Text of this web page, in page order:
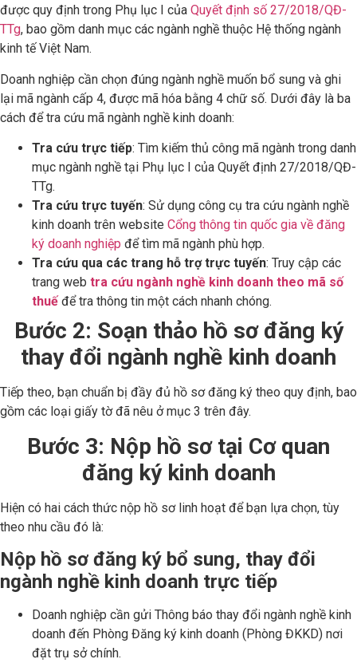
được quy định trong Phụ lục I của Quyết định số 27/2018/QĐ-
TTg, bao gồm danh mục các ngành nghề thuộc Hệ thống ngành
kinh tế Việt Nam.
Doanh nghiệp cần chọn đúng ngành nghề muốn bổ sung và ghi
lại mã ngành cấp 4, được mã hóa bằng 4 chữ số. Dưới đây là ba
cách để tra cứu mã ngành nghề kinh doanh:
Tra cứu trực tiếp: Tìm kiếm thủ công mã ngành trong danh
mục ngành nghề tại Phụ lục I của Quyết định 27/2018/QĐ-
TTg.
Tra cứu trực tuyến: Sử dụng công cụ tra cứu ngành nghề
kinh doanh trên website Cổng thông tin quốc gia về đăng
ký doanh nghiệp để tìm mã ngành phù hợp.
Tra cứu qua các trang hỗ trợ trực tuyến: Truy cập các
trang web tra cứu ngành nghề kinh doanh theo mã số
thuếđể tra thông tin một cách nhanh chóng.
Bước 2: Soạn thảo hồ sơ đăng ký
thay đổi ngành nghề kinh doanh
Tiếp theo, bạn chuẩn bị đầy đủ hồ sơ đăng ký theo quy định, bao
gồm các loại giấy tờ đã nêu ở mục 3 trên đây.
Bước 3: Nộp hồ sơ tại Cơ quan
đăng ký kinh doanh
Hiện có hai cách thức nộp hồ sơ linh hoạt để bạn lựa chọn, tùy
theo nhu cầu đó là:
Nộp hồ sơ đăng ký bổ sung, thay đổi
ngành nghề kinh doanh trực tiếp
Doanh nghiệp cần gửi Thông báo thay đổi ngành nghề kinh
doanh đến Phòng Đăng ký kinh doanh (Phòng ĐKKD) nơi
đặt trụ sở chính.